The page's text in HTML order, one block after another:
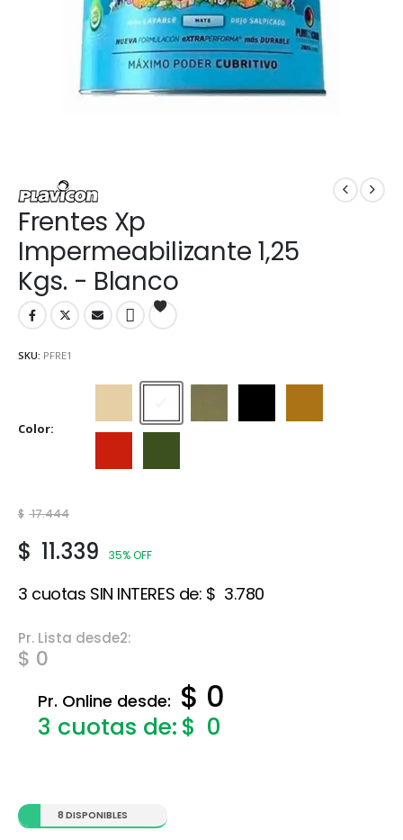
Frentes Xp
Impermeabilizante 1,25
Kgs. - Blanco
SKU: PFRE1
Color
$ 17.444
$ 11.339 35% OFF
3 cuotas SIN INTERES de: $ 3.780
Pr. Lista desde2:
$ 0
Pr. Online desde: $ 0
$ 0
8 DISPONIBLES